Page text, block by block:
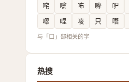
咤 噙 咘 嚤 㕧
噿
㖏 㖫 只 噆
与「口」部相关的字
热搜